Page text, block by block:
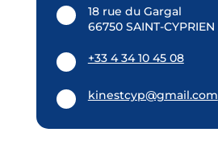
18 rue du Gargal
66750 SAINT-CYPRIEN
+33 4 34 10 45 08
kinestcyp@gmail.com